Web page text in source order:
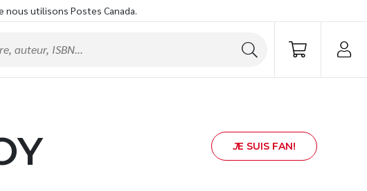
nous utilisons Postes Canada.
JE SUIS FAN!